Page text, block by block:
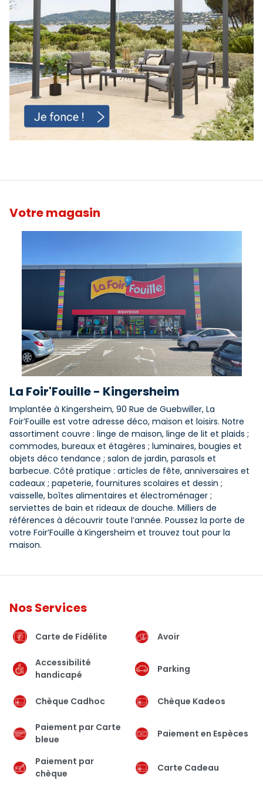
Votre magasin
La Foir'Fouille - Kingersheim
Implantée à Kingersheim, 90 Rue de Guebwiller, La
Foir’Fouille est votre adresse déco, maison et loisirs. Notre
assortiment couvre : linge de maison, linge de lit et plaids ;
commodes, bureaux et étagères ; luminaires, bougies et
objets déco tendance ; salon de jardin, parasols et
barbecue. Côté pratique : articles de fête, anniversaires et
cadeaux ; papeterie, fournitures scolaires et dessin ;
vaisselle, boîtes alimentaires et électroménager ;
serviettes de bain et rideaux de douche. Milliers de
références à découvrir toute l’année. Poussez la porte de
votre Foir’Fouille à Kingersheim et trouvez tout pour la
maison.
Nos Services
Carte de Fidélite Avoir
Accessibilité
handicapé
Parking
Chèque Cadhoc Chèque Kadeos
Paiement par Carte
bleue
Paiement en Espèces
Paiement par
chèque
Carte Cadeau